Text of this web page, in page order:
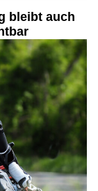
bleibt auch